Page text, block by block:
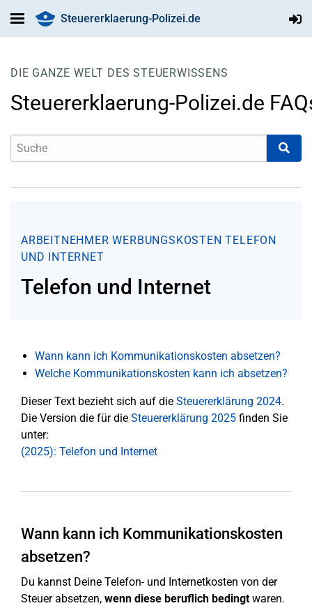
Steuererklaerung-Polizei.de
DIE GANZE WELT DES STEUERWISSENS
Steuererklaerung-Polizei.de
ARBEITNEHMER WERBUNGSKOSTEN TELEFON
UND INTERNET
Telefon und Internet
Wann kann ich Kommunikationskosten absetzen?
Welche Kommunikationskosten kann ich absetzen?
Dieser Text bezieht sich auf die Steuererklärung 2024.
Die Version die für die Steuererklärung 2025 finden Sie
unter:
(2025): Telefon und Internet
Wann kann ich Kommunikationskosten
absetzen?
Du kannst Deine Telefon- und Internetkosten von der
Steuer absetzen, wenn diese beruflich bedingtwaren.